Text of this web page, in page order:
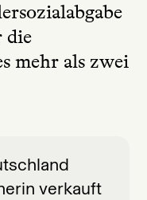
die
mehr als zwei
verkauft